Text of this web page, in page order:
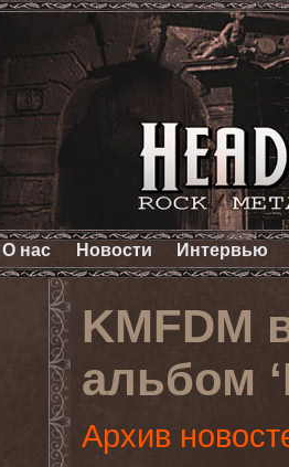
О нас Новости Интервью
KMFDM
альбом
Архив